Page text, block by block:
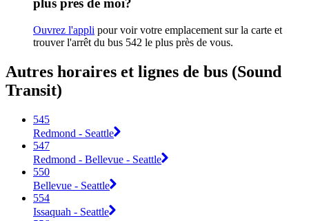
plus près de moi?
Ouvrez l'appli pour voir votre emplacement sur la carte et
trouver l'arrêt du bus 542 le plus près de vous.
Autres horaires et lignes de bus (Sound
Transit)
545
Redmond - Seattle
547
Redmond - Bellevue - Seattle
550
Bellevue - Seattle
554
Issaquah - Seattle